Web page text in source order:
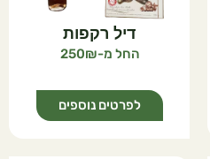
דיל רקפות
250
לפרטים נוספים